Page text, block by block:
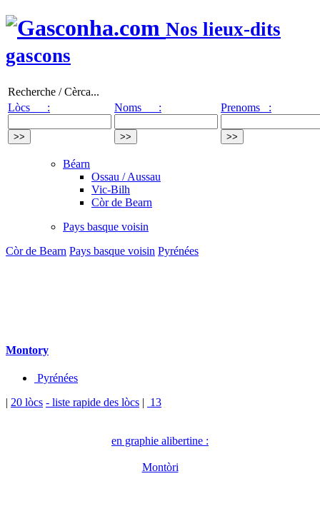
Nos lieux-dits
gascons
Recherche / Cèrca...
Lòcs :
Noms : Prenoms :
Béarn
Ossau / Aussau
Vic-Bilh
Còr de Bearn
Pays basque voisin
Còr de Bearn Pays basque voisin Pyrénées
Montory
Pyrénées
| 20 lòcs - liste rapide des lòcs | 13
en graphie alibertine :
Montòri